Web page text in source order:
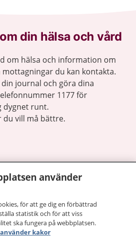
din hälsa och vård
om hälsa och information om
du kan kontakta.
journal och göra dina
1177 för
dygnet runt.
du vill må bättre.
använder
för att ge dig en förbättrad
statistik och för att viss
ska fungera på webbplatsen.
kakor